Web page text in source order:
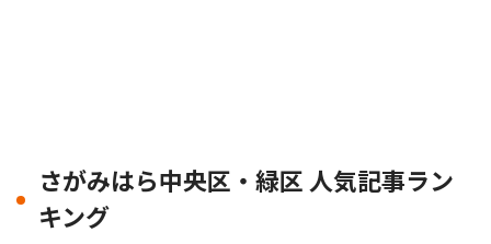
さがみはら中央区・緑区 人気記事ラン
キング